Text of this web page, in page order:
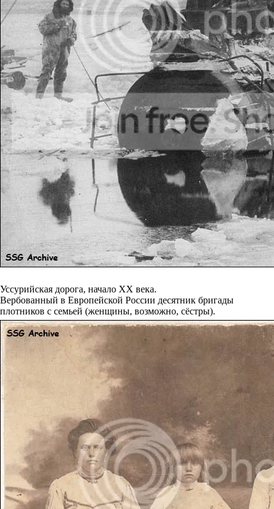
Уссурийская дорога, начало XX века.
Вербованный в Европейской России десятник бригады
плотников с семьей (женщины, возможно, сёстры).